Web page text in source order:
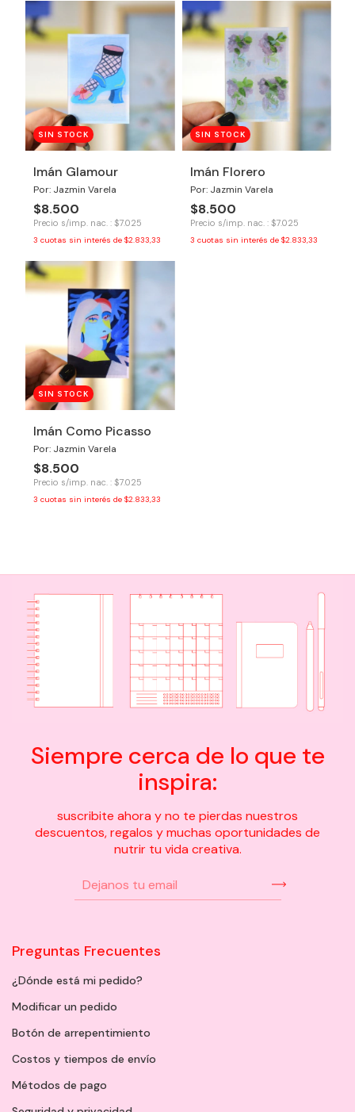
SIN STOCK
Imán Glamour
Por: Jazmin Varela
$8.500
Precio s/imp. nac. : $7.025
3 cuotas sin interés de $2.833,33
SIN STOCK
Imán Florero
Por: Jazmin Varela
$8.500
Precio s/imp. nac. : $7.025
3 cuotas sin interés de $2.833,33
SIN STOCK
Imán Como Picasso
Por: Jazmin Varela
$8.500
Precio s/imp. nac. : $7.025
3 cuotas sin interés de $2.833,33
Siempre cerca de lo que te
inspira:
suscribite ahora y no te pierdas nuestros
descuentos, regalos y muchas oportunidades de
nutrir tu vida creativa.
Preguntas Frecuentes
¿Dónde está mi pedido?
Modificar un pedido
Botón de arrepentimiento
Costos y tiempos de envío
Métodos de pago